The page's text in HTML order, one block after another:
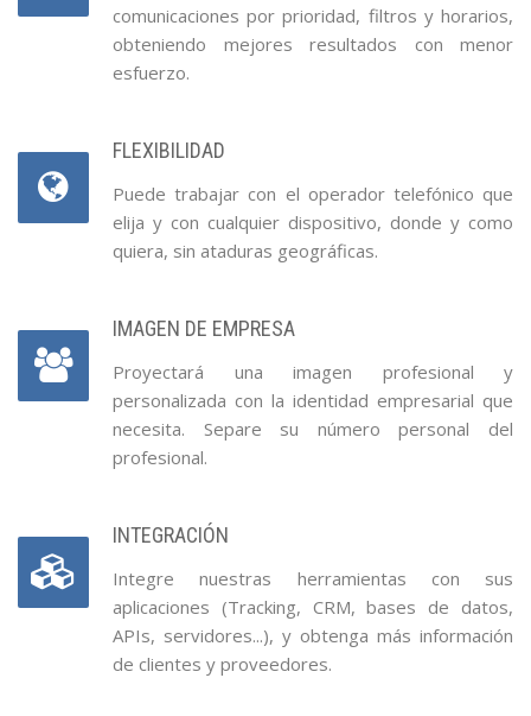
comunicaciones por prioridad, filtros y horarios,
obteniendo mejores resultados con menor
esfuerzo.
FLEXIBILIDAD
Puede trabajar con el operador telefónico que
elija y con cualquier dispositivo, donde y como
quiera, sin ataduras geográficas.
IMAGEN DE EMPRESA
Proyectará una imagen profesional y
personalizada con la identidad empresarial que
necesita. Separe su número personal del
profesional.
INTEGRACIÓN
Integre nuestras herramientas con sus
aplicaciones (Tracking, CRM, bases de datos,
APIs, servidores...), y obtenga más información
de clientes y proveedores.